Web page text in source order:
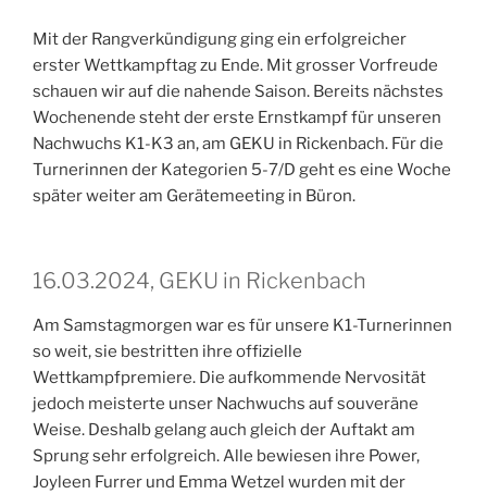
Mit der Rangverkündigung ging ein erfolgreicher
erster Wettkampftag zu Ende. Mit grosser Vorfreude
schauen wir auf die nahende Saison. Bereits nächstes
Wochenende steht der erste Ernstkampf für unseren
Nachwuchs K1-K3 an, am GEKU in Rickenbach. Für die
Turnerinnen der Kategorien 5-7/D geht es eine Woche
später weiter am Gerätemeeting in Büron.
16.03.2024, GEKU in Rickenbach
Am Samstagmorgen war es für unsere K1-Turnerinnen
so weit, sie bestritten ihre offizielle
Wettkampfpremiere. Die aufkommende Nervosität
jedoch meisterte unser Nachwuchs auf souveräne
Weise. Deshalb gelang auch gleich der Auftakt am
Sprung sehr erfolgreich. Alle bewiesen ihre Power,
Joyleen Furrer und Emma Wetzel wurden mit der